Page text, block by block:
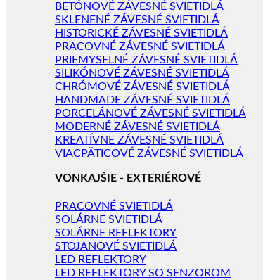
BETÓNOVÉ ZÁVESNÉ SVIETIDLÁ
SKLENENÉ ZÁVESNÉ SVIETIDLÁ
HISTORICKÉ ZÁVESNÉ SVIETIDLÁ
PRACOVNÉ ZÁVESNÉ SVIETIDLÁ
PRIEMYSELNÉ ZÁVESNÉ SVIETIDLÁ
SILIKÓNOVÉ ZÁVESNÉ SVIETIDLÁ
CHRÓMOVÉ ZÁVESNÉ SVIETIDLÁ
HANDMADE ZÁVESNÉ SVIETIDLÁ
PORCELÁNOVÉ ZÁVESNÉ SVIETIDLÁ
MODERNÉ ZÁVESNÉ SVIETIDLÁ
KREATÍVNE ZÁVESNÉ SVIETIDLÁ
VIACPÄTICOVÉ ZÁVESNÉ SVIETIDLÁ
VONKAJŠIE - EXTERIÉROVÉ
PRACOVNÉ SVIETIDLÁ
SOLÁRNE SVIETIDLÁ
SOLÁRNE REFLEKTORY
STOJANOVÉ SVIETIDLÁ
LED REFLEKTORY
LED REFLEKTORY SO SENZOROM